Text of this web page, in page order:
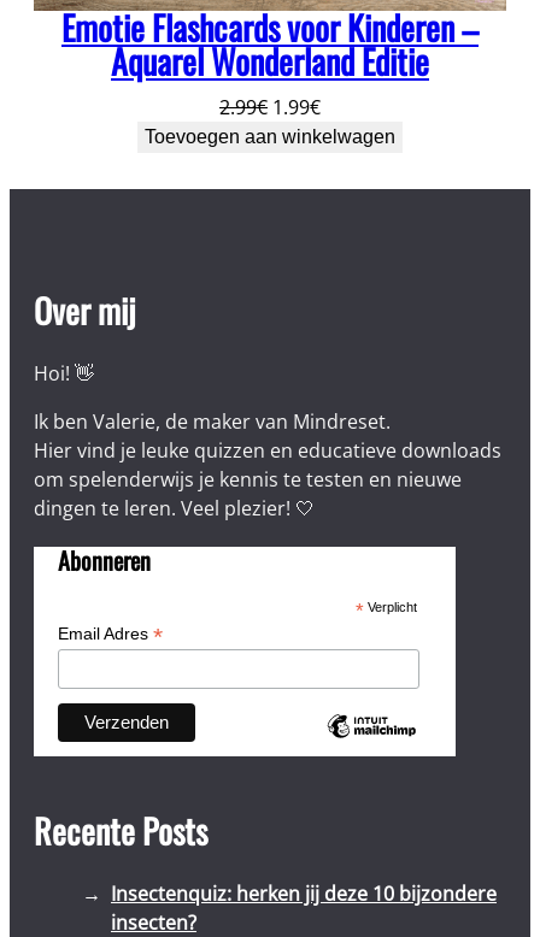
Emotie Flashcards voor Kinderen –
Aquarel Wonderland Editie
2.99€ Oorspronkelijke
prijs
2.99€.
1.99€Huidige
prijs
1.99€.
Toevoegen aan winkelwagen
Over mij
Hoi! 👋
Ik ben Valerie, de maker van Mindreset.
Hier vind je leuke quizzen en educatieve downloads
om spelenderwijs je kennis te testen en nieuwe
dingen te leren. Veel plezier! 🤍
Abonneren
*Verplicht
Email Adres *
Recente Posts
Insectenquiz: herken jij deze 10 bijzondere
insecten?